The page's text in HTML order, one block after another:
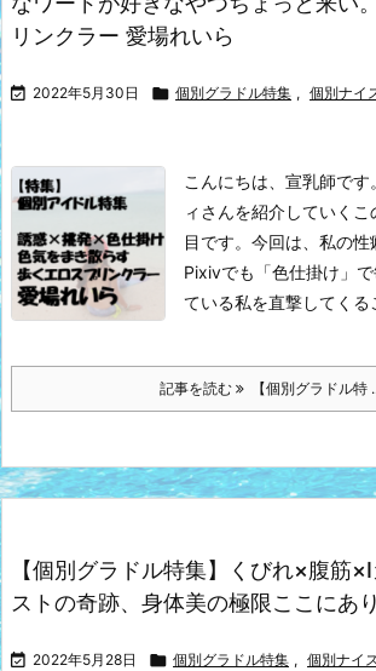
リンクラー 愛場れいら
 2022年5月30日  個別グラドル特集 , 個別ナイ
こんにちは、宣乳師です。
ィさんを紹介していく
目です。 今回は、私の性
Pixivでも「色仕掛け」
ている私を直撃してくる
記事を読む 【個別グラドル特
【個別グラドル特集】くびれ×腹筋
ストの奇跡、身体美の極限ここにあ
 2022年5月28日  個別グラドル特集 , 個別ナイ